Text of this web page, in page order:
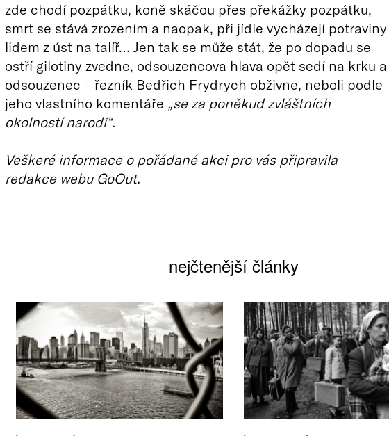
zde chodí pozpátku, koně skáčou přes překážky pozpátku,
smrt se stává zrozením a naopak, při jídle vycházejí potraviny
lidem z úst na talíř… Jen tak se může stát, že po dopadu se
ostří gilotiny zvedne, odsouzencova hlava opět sedí na krku a
odsouzenec – řezník Bedřich Frydrych obživne, neboli podle
jeho vlastního komentáře „se za poněkud zvláštních
okolností narodí“.
Veškeré informace o pořádané akci pro vás připravila
redakce webu GoOut.
nejčtenější články